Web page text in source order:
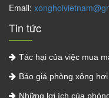
Email:
Tin tức
Tác hại của việc mua
Báo giá phòng xông hơi
Những lợi ích của